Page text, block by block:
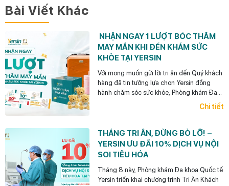
Bài Viết Khác
NHẬN NGAY 1 LƯỢT BỐC THĂM
MAY MẮN KHI ĐẾN KHÁM SỨC
KHỎE TẠI YERSIN
Với mong muốn gửi lời tri ân đến Quý khách
hàng đã tin tưởng lựa chọn Yersin đồng
hành chăm sóc sức khỏe, Phòng khám Đa
khoa Quốc tế Yersin dành tặng mỗi khách
Chi tiết
THÁNG TRI ÂN, ĐỪNG BỎ LỠ! –
YERSIN ƯU ĐÃI 10% DỊCH VỤ NỘI
SOI TIÊU HÓA
Tháng 8 này, Phòng khám Đa khoa Quốc tế
Yersin triển khai chương trình Tri Ân Khách